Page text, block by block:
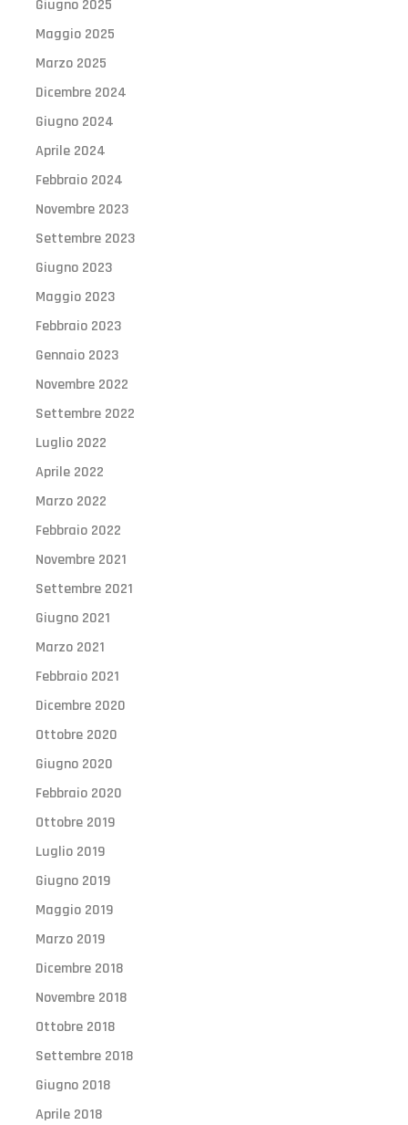
Giugno 2025
Maggio 2025
Marzo 2025
Dicembre 2024
Giugno 2024
Aprile 2024
Febbraio 2024
Novembre 2023
Settembre 2023
Giugno 2023
Maggio 2023
Febbraio 2023
Gennaio 2023
Novembre 2022
Settembre 2022
Luglio 2022
Aprile 2022
Marzo 2022
Febbraio 2022
Novembre 2021
Settembre 2021
Giugno 2021
Marzo 2021
Febbraio 2021
Dicembre 2020
Ottobre 2020
Giugno 2020
Febbraio 2020
Ottobre 2019
Luglio 2019
Giugno 2019
Maggio 2019
Marzo 2019
Dicembre 2018
Novembre 2018
Ottobre 2018
Settembre 2018
Giugno 2018
Aprile 2018